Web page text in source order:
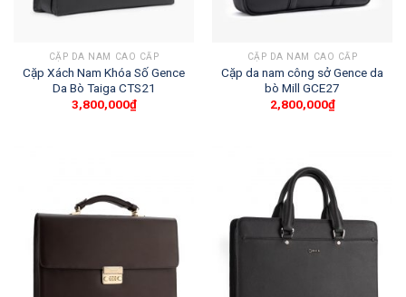
CẶP DA NAM CAO CẤP
Cặp Xách Nam Khóa Số Gence
Da Bò Taiga CTS21
3,800,000₫
CẶP DA NAM CAO CẤP
Cặp da nam công sở Gence da
bò Mill GCE27
2,800,000₫